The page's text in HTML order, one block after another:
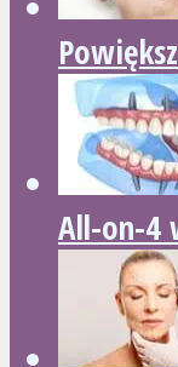
All-on-4